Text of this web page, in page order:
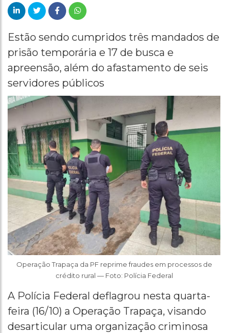
Estão sendo cumpridos três mandados de
prisão temporária e 17 de busca e
apreensão, além do afastamento de seis
servidores públicos
Operação Trapaça da PF reprime fraudes em processos de
crédito rural — Foto: Polícia Federal
A Polícia Federal deflagrou nesta quarta-
feira (16/10) a Operação Trapaça, visando
desarticular uma organização criminosa